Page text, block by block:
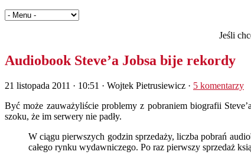
Jeśli
Audiobook Steve’a Jobsa bije rekordy
21 listopada 2011 · 10:51 · Wojtek Pietrusiewicz · 5 komentarzy
Być może zauważyliście problemy z pobraniem biografii
szoku, że im serwery nie padły.
W ciągu pierwszych godzin sprzedaży, liczba pobrań
całego rynku wydawniczego. Po raz pierwszy sprzedaż